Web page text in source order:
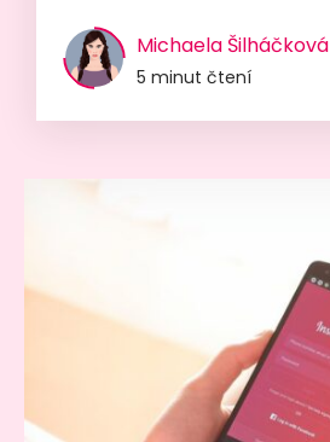
Michaela Šilháčková
5 minut čtení